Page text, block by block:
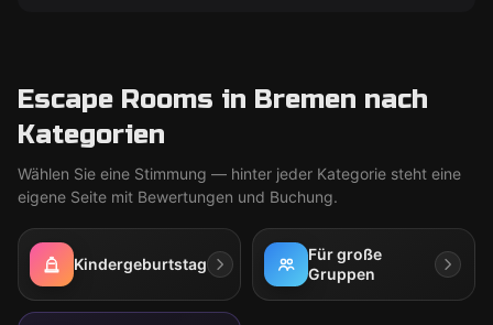
Escape Rooms in Bremen nach
Kategorien
Wählen Sie eine Stimmung — hinter jeder Kategorie steht eine
eigene Seite mit Bewertungen und Buchung.
Kindergeburtstag
Für große
Gruppen